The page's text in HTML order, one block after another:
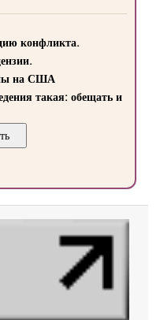
конфликта.
на США
такая: обещать и